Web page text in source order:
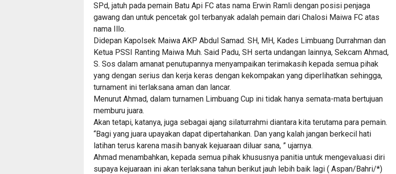
SPd, jatuh pada pemain Batu Api FC atas nama Erwin Ramli dengan posisi penjaga
gawang dan untuk pencetak gol terbanyak adalah pemain dari Chalosi Maiwa FC atas
nama Illo.
Didepan Kapolsek Maiwa AKP Abdul Samad. SH, MH, Kades Limbuang Durrahman dan
Ketua PSSI Ranting Maiwa Muh. Said Padu, SH serta undangan lainnya, Sekcam Ahmad,
S. Sos dalam amanat penutupannya menyampaikan terimakasih kepada semua pihak
yang dengan serius dan kerja keras dengan kekompakan yang diperlihatkan sehingga,
turnament ini terlaksana aman dan lancar.
Menurut Ahmad, dalam turnamen Limbuang Cup ini tidak hanya semata-mata bertujuan
memburu juara.
Akan tetapi, katanya, juga sebagai ajang silaturrahmi diantara kita terutama para pemain.
“Bagi yang juara upayakan dapat dipertahankan. Dan yang kalah jangan berkecil hati
latihan terus karena masih banyak kejuaraan diluar sana, ” ujarnya.
Ahmad menambahkan, kepada semua pihak khususnya panitia untuk mengevaluasi diri
supaya kejuaraan ini akan terlaksana tahun berikut jauh lebih baik lagi ( Aspan/Bahri/*)